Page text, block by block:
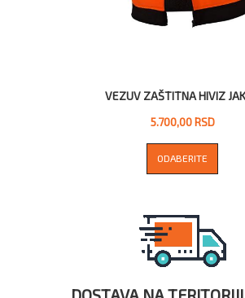
VEZUV ZAŠTITNA HIVIZ
5.700,00 RSD
ODABERITE